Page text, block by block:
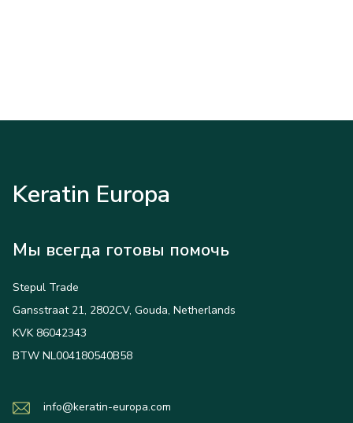
Keratin Europa
Мы всегда готовы помочь
Stepul Trade
Gansstraat 21, 2802CV, Gouda, Netherlands
KVK 86042343
BTW NL004180540B58
info@keratin-europa.com